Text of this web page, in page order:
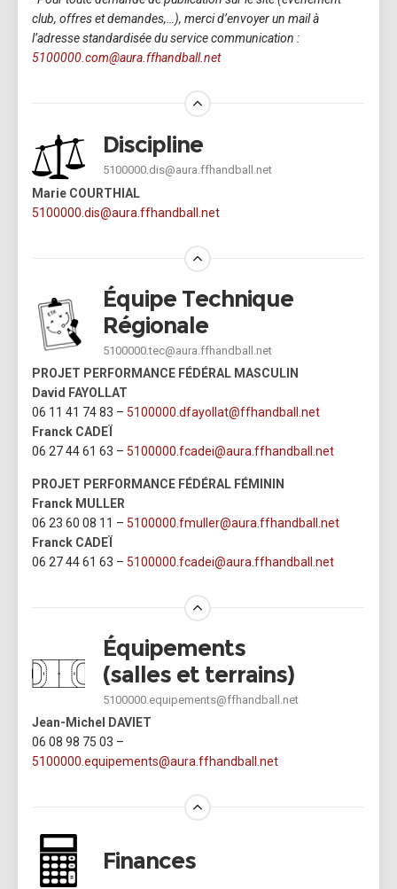
club, offres et demandes,…), merci d’envoyer un mail à
l’adresse standardisée du service communication :
5100000.com@aura.ffhandball.net
Discipline
5100000.dis@aura.ffhandball.net
Marie COURTHIAL
5100000.dis@aura.ffhandball.net
Équipe Technique
Régionale
5100000.tec@aura.ffhandball.net
PROJET PERFORMANCE FÉDÉRAL MASCULIN
David FAYOLLAT
06 11 41 74 83 – 5100000.dfayollat@ffhandball.net
Franck CADEÏ
06 27 44 61 63 – 5100000.fcadei@aura.ffhandball.net
PROJET PERFORMANCE FÉDÉRAL FÉMININ
Franck MULLER
06 23 60 08 11 – 5100000.fmuller@aura.ffhandball.net
Franck CADEÏ
06 27 44 61 63 – 5100000.fcadei@aura.ffhandball.net
Équipements
(salles et terrains)
5100000.equipements@ffhandball.net
Jean-Michel DAVIET
06 08 98 75 03 –
5100000.equipements@aura.ffhandball.net
Finances